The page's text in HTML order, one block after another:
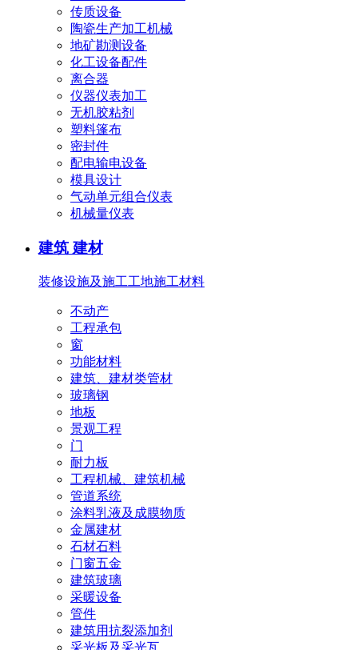
传质设备
陶瓷生产加工机械
地矿勘测设备
化工设备配件
离合器
仪器仪表加工
无机胶粘剂
塑料篷布
密封件
配电输电设备
模具设计
气动单元组合仪表
机械量仪表
建筑 建材
装修设施及施工工地施工材料
不动产
工程承包
窗
功能材料
建筑、建材类管材
玻璃钢
地板
景观工程
门
耐力板
工程机械、建筑机械
管道系统
涂料乳液及成膜物质
金属建材
石材石料
门窗五金
建筑玻璃
采暖设备
管件
建筑用抗裂添加剂
采光板及采光瓦